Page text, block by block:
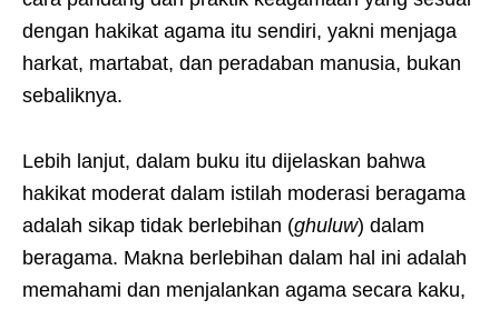
dengan hakikat agama itu sendiri, yakni menjaga
harkat, martabat, dan peradaban manusia, bukan
sebaliknya.
Lebih lanjut, dalam buku itu dijelaskan bahwa
hakikat moderat dalam istilah moderasi beragama
adalah sikap tidak berlebihan (ghuluw) dalam
beragama. Makna berlebihan dalam hal ini adalah
memahami dan menjalankan agama secara kaku,